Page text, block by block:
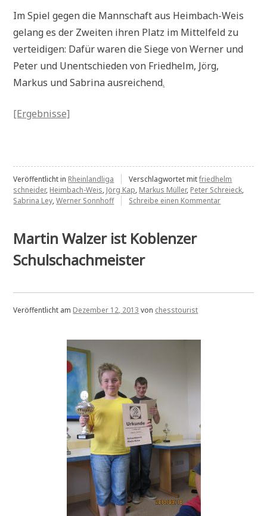
Im Spiel gegen die Mannschaft aus Heimbach-Weis
gelang es der Zweiten ihren Platz im Mittelfeld zu
verteidigen: Dafür waren die Siege von Werner und
Peter und Unentschieden von Friedhelm, Jörg,
Markus und Sabrina ausreichend.
[Ergebnisse]
Veröffentlicht in Rheinlandliga Verschlagwortet mitfriedhelm
schneider, Heimbach-Weis, Jörg Kap, Markus Müller, Peter Schreieck,
Sabrina Ley,Werner Sonnhoff Schreibe einen Kommentarzu
Martin Walzer ist Koblenzer
Schulschachmeister
Veröffentlicht am Dezember 12, 2013 von chesstourist